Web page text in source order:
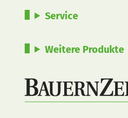
Service
Weitere Produkte